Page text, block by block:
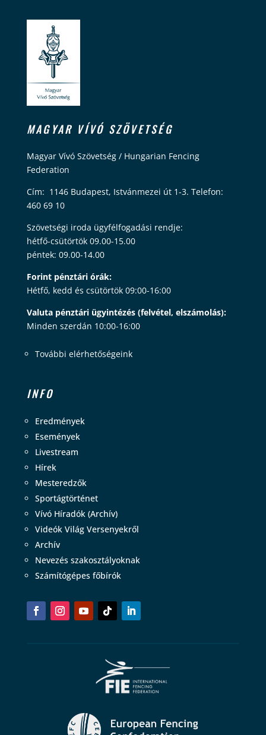
MAGYAR VÍVÓ SZÖVETSÉG
Magyar Vívó Szövetség / Hungarian Fencing
Federation
Cím: 1146 Budapest, Istvánmezei út 1-3. Telefon:
460 69 10
Szövetségi iroda ügyfélfogadási rendje:
hétfő-csütörtök 09.00-15.00
péntek: 09.00-14.00
Forint pénztári órák:
Hétfő, kedd és csütörtök 09:00-16:00
Valuta pénztári ügyintézés (felvétel, elszámolás):
Minden szerdán 10:00-16:00
További elérhetőségeink
INFO
Eredmények
Események
Livestream
Hírek
Mesteredzők
Sportágtörténet
Vívó Híradók (Archív)
Videók Világ Versenyekről
Archív
Nevezés szakosztályoknak
Számítógépes főbírók